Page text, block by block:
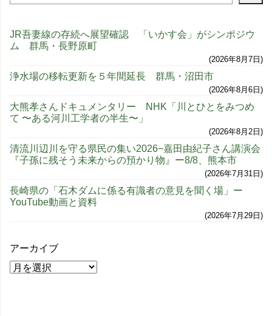
JR吾妻線の存続へ展望確認 「いかす会」がシンポジウ
ム 群馬・長野原町
2026年8月7日
浄水場の移転更新を５年間延長 群馬・沼田市
2026年8月6日
大熊孝さんドキュメンタリー NHK「川とひとをみつめ
て 〜ある河川工学者の半生〜」
2026年8月2日
清流川辺川を守る県民の集い2026−嘉田由紀子さん講演会
『子孫に残そう未来からの預かり物』ー8/8、熊本市
2026年7月31日
長崎県の「石木ダムに係る有識者の意見を聞く場」ー
YouTube動画と資料
2026年7月29日
アーカイブ